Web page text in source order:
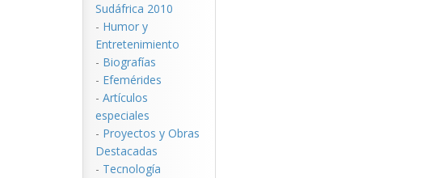
Sudáfrica 2010
- Humor y
Entretenimiento
- Biografías
- Efemérides
- Artículos
especiales
- Proyectos y Obras
Destacadas
- Tecnología